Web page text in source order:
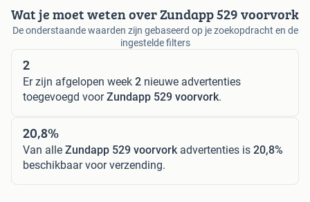
Wat je moet weten over Zundapp 529 voorvork
De onderstaande waarden zijn gebaseerd op je zoekopdracht en de
ingestelde filters
2
Er zijn afgelopen week 2 nieuwe advertenties
toegevoegd voorZundapp 529 voorvork.
20,8%
Van alle Zundapp 529 voorvorkadvertenties is 20,8%
beschikbaar voor verzending.